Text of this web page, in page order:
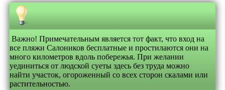
Важно! Примечательным является тот факт, что вход на
все пляжи Салоников бесплатные и простилаются они на
много километров вдоль побережья. При желании
уединиться от людской суеты здесь без труда можно
найти участок, огороженный со всех сторон скалами или
растительностью.